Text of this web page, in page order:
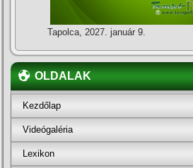
Tapolca, 2027. január 9.
OLDALAK
Kezdőlap
Videógaléria
Lexikon